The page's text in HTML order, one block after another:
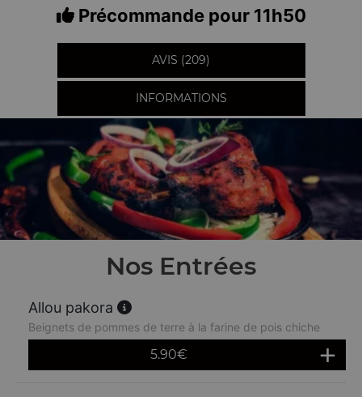
Précommande pour 11h50
AVIS (209)
INFORMATIONS
Nos Entrées
Allou pakora
Beignets de pommes de terre à la farine de pois chiche
5.90€